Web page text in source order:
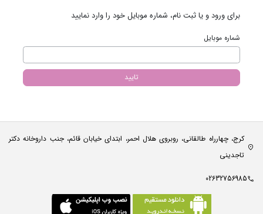
برای ورود و یا ثبت نام، شماره موبایل خود را وارد نمایید
شماره موبایل
تایید
کرج، چهارراه طالقانی، روبروی هلال احمر، ابتدای خیابان قائم، جنب داروخانه دکتر
تاجدینی
02632756985